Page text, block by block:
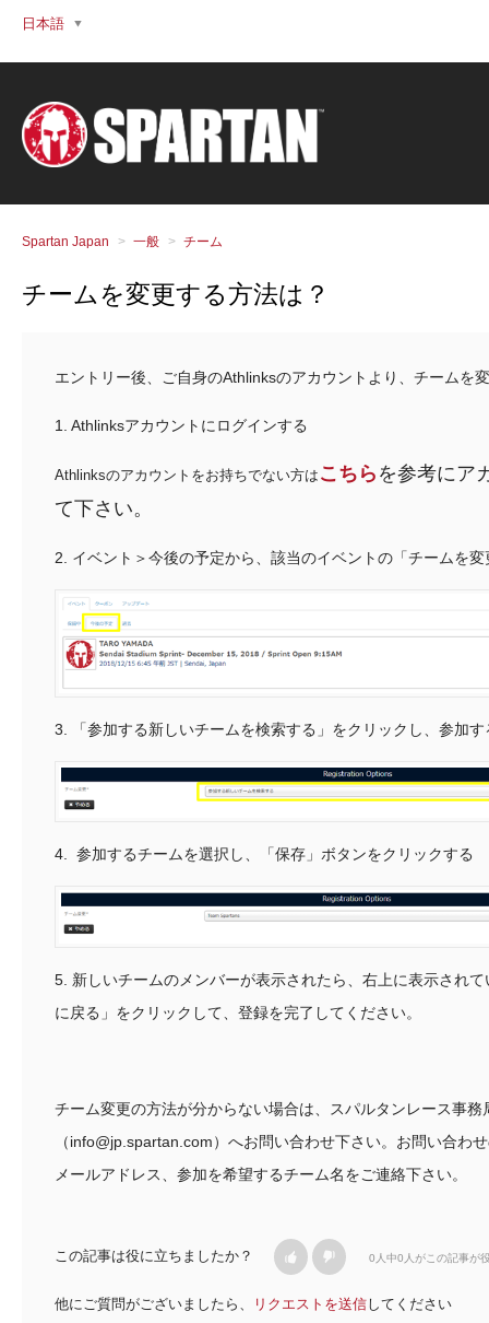
日本語
Spartan Japan 一般 チーム
チームを変更する方法は？
エントリー後、ご自身のAthlinksのアカウントより、チームを
1. Athlinksアカウントにログインする
Athlinksのアカウントをお持ちでない方は こちら を参考にア
て下さい。
2. イベント＞今後の予定から、該当のイベントの「チームを
3. 「参加する新しいチームを検索する」をクリックし、参加す
4. 参加するチームを選択し、「保存」ボタンをクリックする
5. 新しいチームのメンバーが表示されたら、右上に表示され
に戻る」をクリックして、登録を完了してください。
チーム変更の方法が分からない場合は、スパルタンレース事務
（info@jp.spartan.com）へお問い合わせ下さい。お問い合わ
メールアドレス、参加を希望するチーム名をご連絡下さい。
この記事は役に立ちましたか？ 0人中0人がこの記事が
他にご質問がございましたら、 リクエストを送信してください